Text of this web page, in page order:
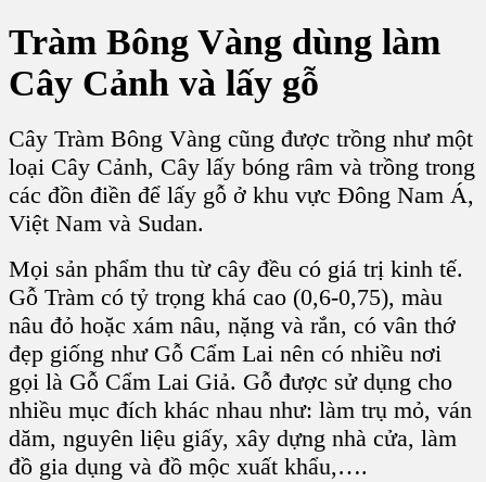
Tràm Bông Vàng dùng làm
Cây Cảnh và lấy gỗ
Cây Tràm Bông Vàng cũng được trồng như một
loại Cây Cảnh, Cây lấy bóng râm và trồng trong
các đồn điền để lấy gỗ ở khu vực Đông Nam Á,
Việt Nam và Sudan.
Mọi sản phẩm thu từ cây đều có giá trị kinh tế.
Gỗ Tràm có tỷ trọng khá cao (0,6-0,75), màu
nâu đỏ hoặc xám nâu, nặng và rắn, có vân thớ
đẹp giống như Gỗ Cẩm Lai nên có nhiều nơi
gọi là Gỗ Cẩm Lai Giả. Gỗ được sử dụng cho
nhiều mục đích khác nhau như: làm trụ mỏ, ván
dăm, nguyên liệu giấy, xây dựng nhà cửa, làm
đồ gia dụng và đồ mộc xuất khẩu,….